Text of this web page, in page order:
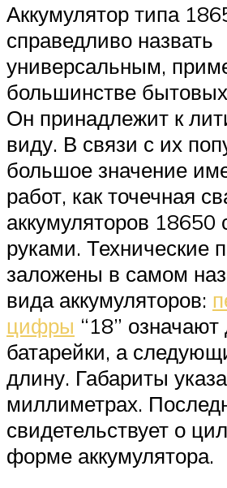
Аккумулятор типа
справедливо назвать
универсальным,
большинстве
Он принадлежит к
виду. В связи с их
большое значение
работ, как точечная
аккумуляторов 18650
руками. Технические
заложены в самом
вида аккумуляторов:
цифры “18”
батарейки, а
длину. Габариты
миллиметрах.
свидетельствует о
форме аккумулятора.